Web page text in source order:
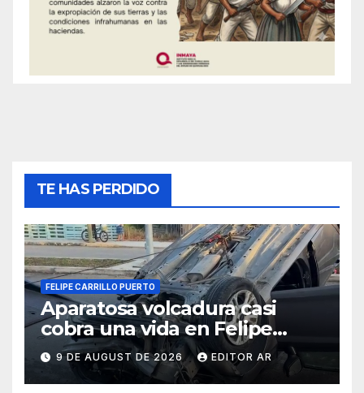
TE HAS PERDIDO
FELIPE CARRILLO PUERTO
Aparatosa volcadura casi
cobra una vida en Felipe
Carrillo Puerto
9 DE AUGUST DE 2026 EDITOR AR